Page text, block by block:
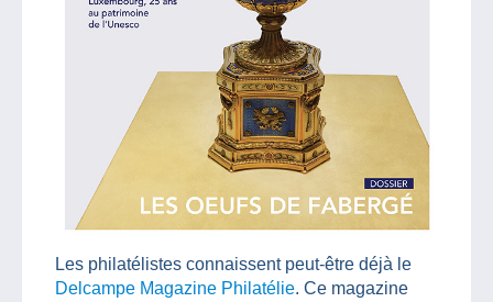
Les philatélistes connaissent peut-être déjà le
Delcampe Magazine Philatélie. Ce magazine